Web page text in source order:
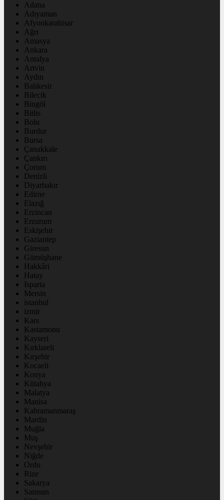
Adana
Adıyaman
Afyonkarahisar
Ağrı
Amasya
Ankara
Antalya
Artvin
Aydın
Balıkesir
Bilecik
Bingöl
Bitlis
Bolu
Burdur
Bursa
Çanakkale
Çankırı
Çorum
Denizli
Diyarbakır
Edirne
Elazığ
Erzincan
Erzurum
Eskişehir
Gaziantep
Giresun
Gümüşhane
Hakkâri
Hatay
Isparta
Mersin
istanbul
izmir
Kars
Kastamonu
Kayseri
Kırklareli
Kırşehir
Kocaeli
Konya
Kütahya
Malatya
Manisa
Kahramanmaraş
Mardin
Muğla
Muş
Nevşehir
Niğde
Ordu
Rize
Sakarya
Samsun